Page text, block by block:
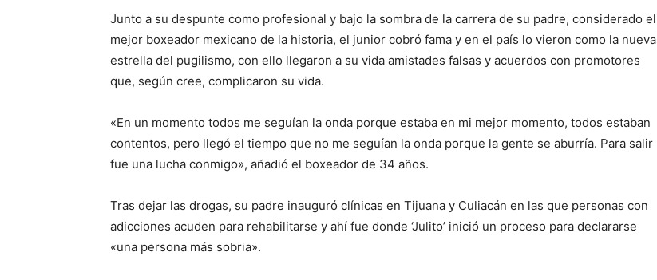
Junto a su despunte como profesional y bajo la sombra de la carrera de su padre, considerado el
mejor boxeador mexicano de la historia, el junior cobró fama y en el país lo vieron como la nueva
estrella del pugilismo, con ello llegaron a su vida amistades falsas y acuerdos con promotores
que, según cree, complicaron su vida.
«En un momento todos me seguían la onda porque estaba en mi mejor momento, todos estaban
contentos, pero llegó el tiempo que no me seguían la onda porque la gente se aburría. Para salir
fue una lucha conmigo», añadió el boxeador de 34 años.
Tras dejar las drogas, su padre inauguró clínicas en Tijuana y Culiacán en las que personas con
adicciones acuden para rehabilitarse y ahí fue donde ‘Julito’ inició un proceso para declararse
«una persona más sobria».